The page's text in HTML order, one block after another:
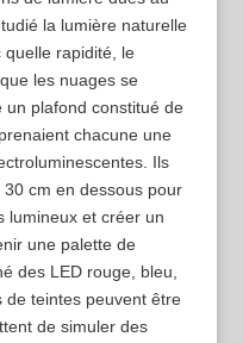
la lumière naturelle
rapidité, le
les nuages se
plafond constitué de
chacune une
Ils
cm en dessous pour
lumineux et créer un
une palette de
des LED rouge, bleu,
de teintes peuvent être
de simuler des